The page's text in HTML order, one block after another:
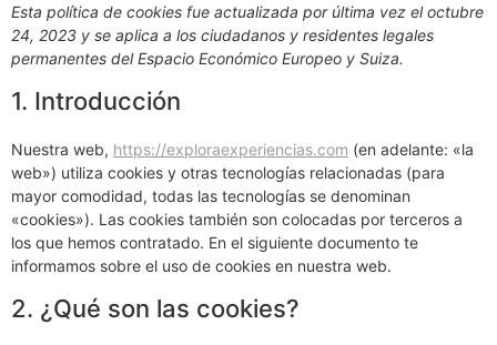
Esta política de cookies fue actualizada por última vez el octubre
24, 2023 y se aplica a los ciudadanos y residentes legales
permanentes del Espacio Económico Europeo y Suiza.
1. Introducción
Nuestra web, https://exploraexperiencias.com (en adelante: «la
web») utiliza cookies y otras tecnologías relacionadas (para
mayor comodidad, todas las tecnologías se denominan
«cookies»). Las cookies también son colocadas por terceros a
los que hemos contratado. En el siguiente documento te
informamos sobre el uso de cookies en nuestra web.
2. ¿Qué son las cookies?